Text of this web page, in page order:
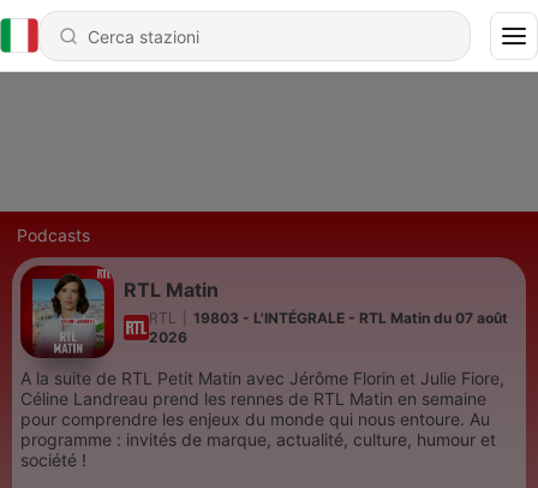
Podcasts
RTL Matin
RTL
19803 - L'INTÉGRALE - RTL Matin du 07 août
2026
A la suite de RTL Petit Matin avec Jérôme Florin et Julie Fiore,
Céline Landreau prend les rennes de RTL Matin en semaine
pour comprendre les enjeux du monde qui nous entoure. Au
programme : invités de marque, actualité, culture, humour et
société !